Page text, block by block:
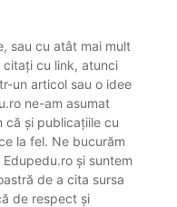
sau cu atât mai mult
cu link, atunci
un articol sau o idee
ne-am asumat
că și publicațiile cu
la fel. Ne bucurăm
și suntem
de a cita sursa
de respect și